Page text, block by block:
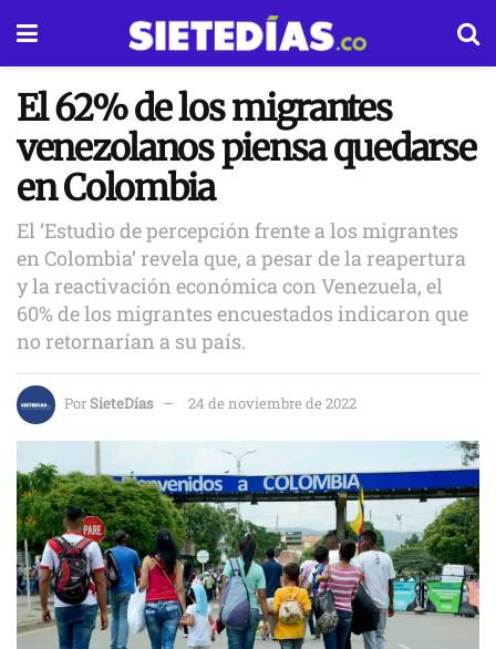
El 62% de los migrantes
venezolanos piensa quedarse
en Colombia
El ‘Estudio de percepción frente a los migrantes
en Colombia’ revela que, a pesar de la reapertura
y la reactivación económica con Venezuela, el
60% de los migrantes encuestados indicaron que
no retornarían a su país.
PorSieteDías 24 de noviembre de 2022